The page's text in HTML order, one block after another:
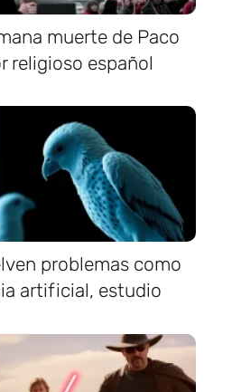
muerte de Paco
religioso español
problemas como
artificial, estudio